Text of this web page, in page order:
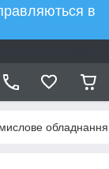
в
обладнання